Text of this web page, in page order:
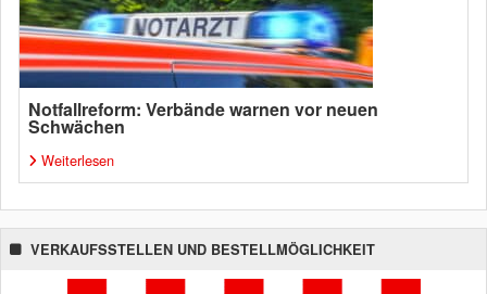
Notfallreform: Verbände warnen vor neuen
Schwächen
Weiterlesen
VERKAUFSSTELLEN UND BESTELLMÖGLICHKEIT